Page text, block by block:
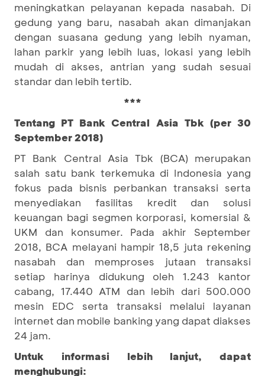
meningkatkan pelayanan kepada nasabah. Di
gedung yang baru, nasabah akan dimanjakan
dengan suasana gedung yang lebih nyaman,
lahan parkir yang lebih luas, lokasi yang lebih
mudah di akses, antrian yang sudah sesuai
standar dan lebih tertib.
***
Tentang PT Bank Central Asia Tbk (per 30
September 2018)
PT Bank Central Asia Tbk (BCA) merupakan
salah satu bank terkemuka di Indonesia yang
fokus pada bisnis perbankan transaksi serta
menyediakan fasilitas kredit dan solusi
keuangan bagi segmen korporasi, komersial &
UKM dan konsumer. Pada akhir September
2018, BCA melayani hampir 18,5 juta rekening
nasabah dan memproses jutaan transaksi
setiap harinya didukung oleh 1.243 kantor
cabang, 17.440 ATM dan lebih dari 500.000
mesin EDC serta transaksi melalui layanan
internet dan mobile banking yang dapat diakses
24 jam.
Untuk informasi lebih lanjut, dapat
menghubungi: